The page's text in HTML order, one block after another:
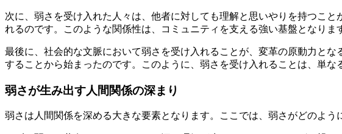
次に、弱さを受け入れた人々は、他者に対しても理解と思いやりを持つこ
れるのです。このような関係性は、コミュニティを支える強い基盤となりま
最後に、社会的な文脈において弱さを受け入れることが、変革の原動力と
することから始まったのです。このように、弱さを受け入れることは、単
弱さが生み出す人間関係の深まり
弱さは人間関係を深める大きな要素となります。ここでは、弱さがどのよう